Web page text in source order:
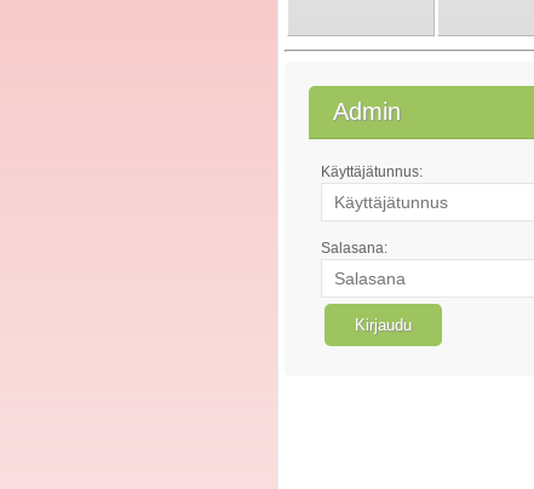
Admin
Käyttäjätunnus:
Salasana: